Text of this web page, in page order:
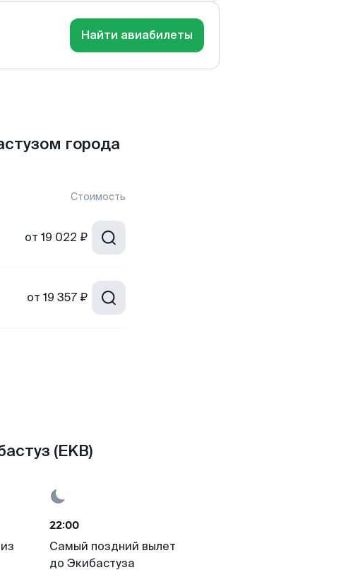
Найти авиабилеты
города
Стоимость
от 19 022 ₽
от 19 357 ₽
(EKB)
22:00
Самый поздний вылет
до Экибастуза